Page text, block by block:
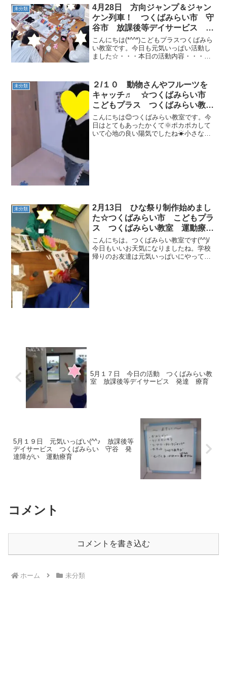
ました♪ クリスマスの制作🎄に取り組み
ました♪見...
未分類
4月28日 方向ジャンプ＆ジャン
ケン列車！ つくばみらい市 守
谷市 放課後等デイサービス こ
どもプラス 運動療育
こんにちは(*^^*)こどもプラスつくばみら
い教室です。今日も元気いっぱい活動し
ました☆・・・本日の活動内容・・・◎
の日制作です。しっかり体をほぐし体操
です！みんな元気...
未分類
２/１０ 動物さんやフルーツを
キャッチ♬ ☆つくばみらい市
こどもプラス つくばみらい教
室 放課後等デイサービス 児童
発達支援 運動療育 運動遊び
受給者証
こんにちは😊つくばみらい教室です。今
日はとてもあったかくて🌞ポカポカして
いて心地の良い陽気でしたね☀小さなお
未分類
2月13日 ひな祭り制作始めまし
た☆つくばみらい市 こどもプラ
ス つくばみらい教室 運動療
育）放課後等デイサービス 運動
遊び 受給者証
こんにちは。つくばみらい教室です(^^)/
今日もいいお天気になりましたね。学校
帰りのお友達は元気いっぱいにやって来
5月１７日 今日の活動 つくばみらい教
室 放課後等デイサービス 発達 療育
5月１９日 元気いっぱい(^^♪ 放課後等
デイサービス つくばみらい 守谷 発
達障がい 運動療育
コメント
コメントを書き込む
ホーム 未分類